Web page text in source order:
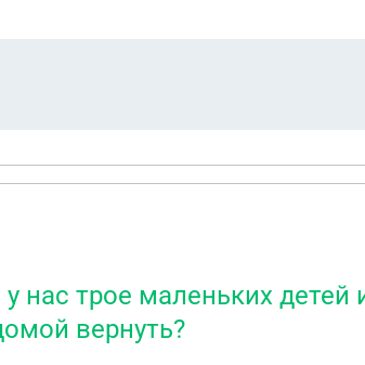
составить акт и заключение? Я так
нас трое маленьких детей
вернуть?